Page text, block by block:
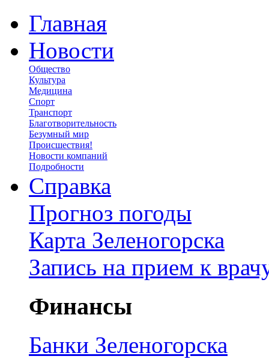
Главная
Новости
Общество
Культура
Медицина
Спорт
Транспорт
Благотворительность
Безумный мир
Происшествия!
Новости компаний
Подробности
Справка
Прогноз погоды
Карта Зеленогорска
Запись на прием к
Финансы
Банки Зеленогорска